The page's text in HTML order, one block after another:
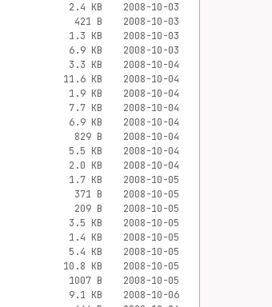
2.4 KB
2008-10-03
421 B
2008-10-03
1.3 KB
2008-10-03
6.9 KB
2008-10-03
3.3 KB
2008-10-04
11.6 KB
2008-10-04
1.9 KB
2008-10-04
7.7 KB
2008-10-04
6.9 KB
2008-10-04
829 B
2008-10-04
5.5 KB
2008-10-04
2.0 KB
2008-10-04
1.7 KB
2008-10-05
371 B
2008-10-05
209 B
2008-10-05
3.5 KB
2008-10-05
1.4 KB
2008-10-05
5.4 KB
2008-10-05
10.8 KB
2008-10-05
1007 B
2008-10-05
9.1 KB
2008-10-06